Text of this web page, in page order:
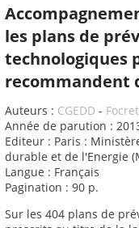
les plans de
technologiques
recommandent
Auteurs : CGEDD -
Année de parution :
Editeur : Paris :
durable et de l'Energie
Langue : Français
Pagination : 90 p.
Sur les 404 plans de